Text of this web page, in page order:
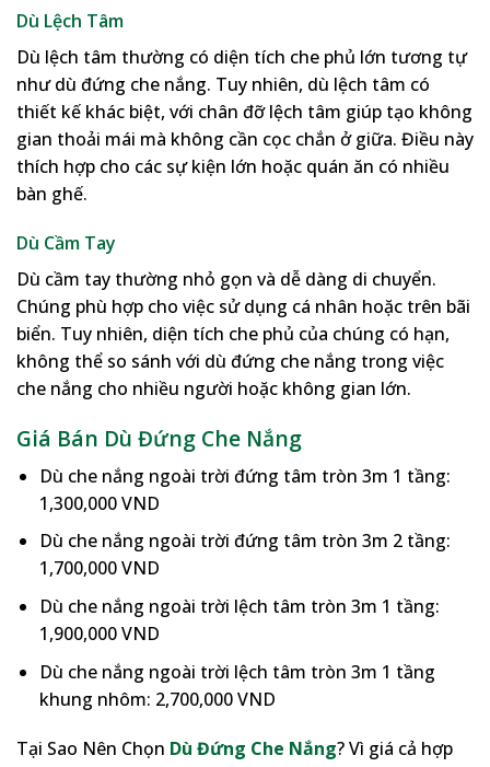
Dù Lệch Tâm
Dù lệch tâm thường có diện tích che phủ lớn tương tự
như dù đứng che nắng. Tuy nhiên, dù lệch tâm có
thiết kế khác biệt, với chân đỡ lệch tâm giúp tạo không
gian thoải mái mà không cần cọc chắn ở giữa. Điều này
thích hợp cho các sự kiện lớn hoặc quán ăn có nhiều
bàn ghế.
Dù Cầm Tay
Dù cầm tay thường nhỏ gọn và dễ dàng di chuyển.
Chúng phù hợp cho việc sử dụng cá nhân hoặc trên bãi
biển. Tuy nhiên, diện tích che phủ của chúng có hạn,
không thể so sánh với dù đứng che nắng trong việc
che nắng cho nhiều người hoặc không gian lớn.
Giá Bán Dù Đứng Che Nắng
Dù che nắng ngoài trời đứng tâm tròn 3m 1 tầng:
1,300,000 VND
Dù che nắng ngoài trời đứng tâm tròn 3m 2 tầng:
1,700,000 VND
Dù che nắng ngoài trời lệch tâm tròn 3m 1 tầng:
1,900,000 VND
Dù che nắng ngoài trời lệch tâm tròn 3m 1 tầng
khung nhôm: 2,700,000 VND
Tại Sao Nên Chọn Dù Đứng Che Nắng? Vì giá cả hợp